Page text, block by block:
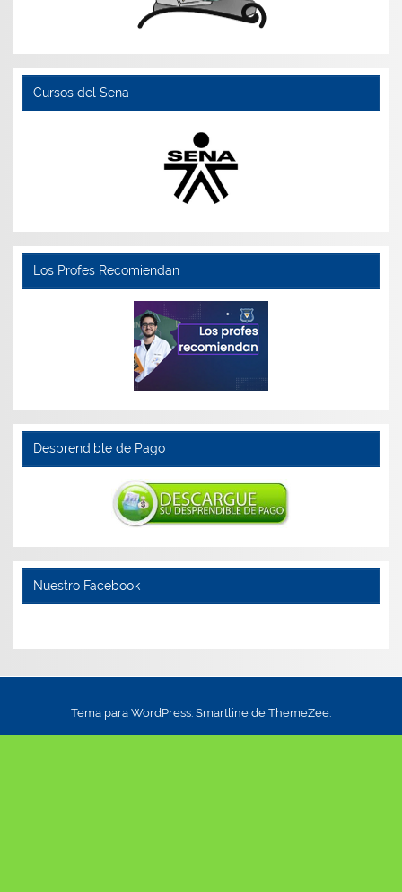
Cursos del Sena
Los Profes Recomiendan
Desprendible de Pago
Nuestro Facebook
Tema para WordPress: Smartline de ThemeZee.